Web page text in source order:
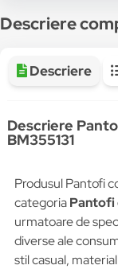
Descriere
Descriere
Descriere
BM355131
Produsul Pantofi
categoriaPantofi
urmatoare de
diverse ale
stil casual,